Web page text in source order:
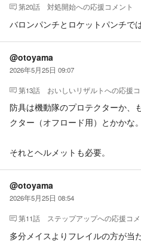
第20話 対処開始への応援コメント
バロンパンチとロケットパンチで
@otoyama
2026年5月25日 09:07
第13話 おいしいリザルトへの応援
防具は機動隊のプロテクターか、
クター（オフロード用）とかかな。
それとヘルメットも必要。
@otoyama
2026年5月25日 08:54
第11話 ステップアップへの応援コメ
多分メイスよりフレイルの方が当